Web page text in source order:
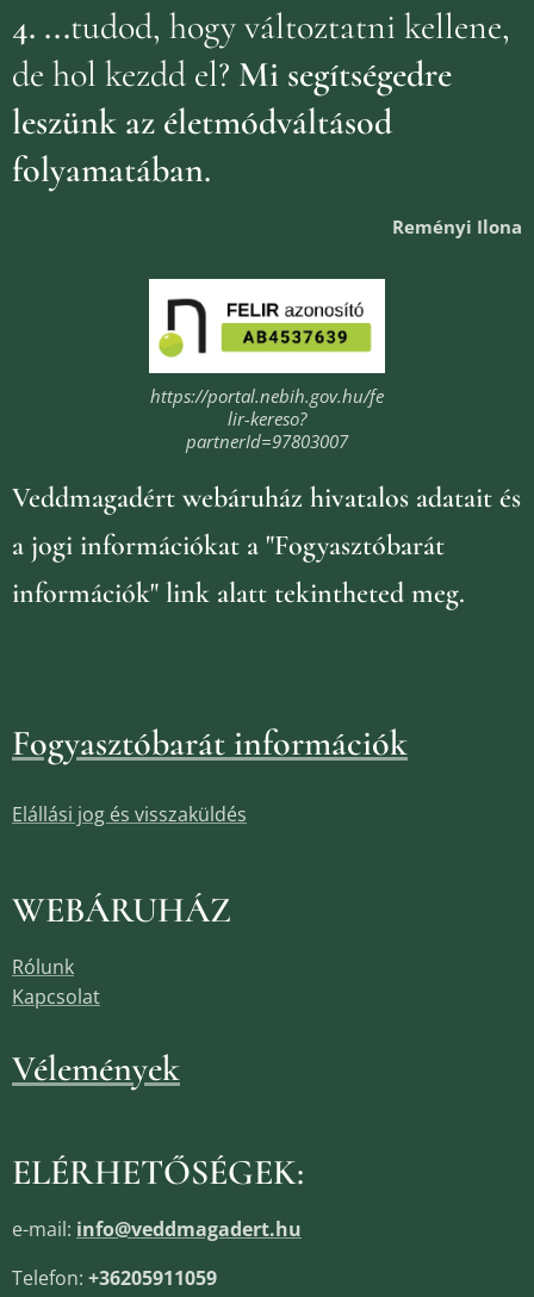
4. ...tudod, hogy változtatni kellene,
de hol kezdd el? Mi segítségedre
leszünk az életmódváltásod
folyamatában.
Reményi Ilona
https://portal.nebih.gov.hu/fe
lir-kereso?
partnerId=97803007
Veddmagadért webáruház hivatalos adatait és
a jogi információkat a "Fogyasztóbarát
információk" link alatt tekintheted meg.
Fogyasztóbarát információk
Elállási jog és visszaküldés
WEBÁRUHÁZ
Rólunk
Kapcsolat
Vélemények
ELÉRHETŐSÉGEK:
e-mail: info@veddmagadert.hu
Telefon: +36205911059